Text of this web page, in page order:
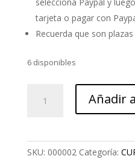
selecciona Paypal y
tarjeta o pagar con
Recuerda que son
6 disponibles
Añadir
SKU: 000002 Categoría: